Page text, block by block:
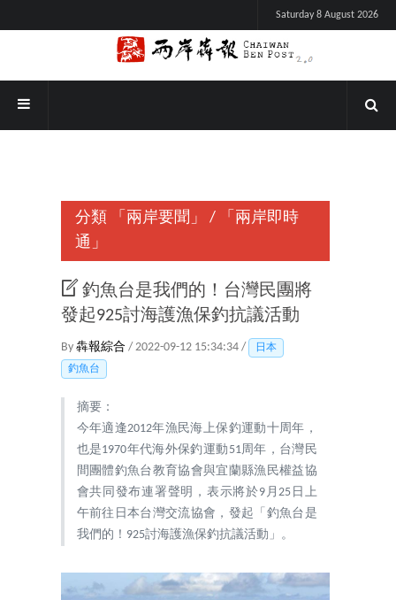
Saturday 8 August 2026
分類 「兩岸要聞」 /
「兩岸即時
通」
釣魚台是我們的！台灣民團將
發起925討海護漁保釣抗議活動
By 犇報綜合 / 2022-09-12 15:34:34 /
日本
釣魚台
摘要：
今年適逢2012年漁民海上保釣運動十周年，
也是1970年代海外保釣運動51周年，台灣民
間團體釣魚台教育協會與宜蘭縣漁民權益協
會共同發布連署聲明，表示將於9月25日上
午前往日本台灣交流協會，發起「釣魚台是
我們的！925討海護漁保釣抗議活動」。